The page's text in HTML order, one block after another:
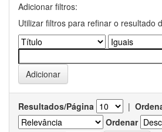
Adicionar filtros:
Utilizar filtros para refinar o resultado
Resultados/Página |
Ordenar